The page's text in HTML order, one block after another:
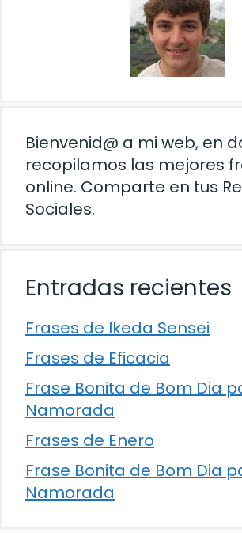
Bienvenid@ a mi web, en
recopilamos las mejores
online. Comparte en tus
Sociales.
Entradas recientes
Frases de Ikeda Sensei
Frases de Eficacia
Frase Bonita de Bom Dia
Namorada
Frases de Enero
Frase Bonita de Bom Dia
Namorada